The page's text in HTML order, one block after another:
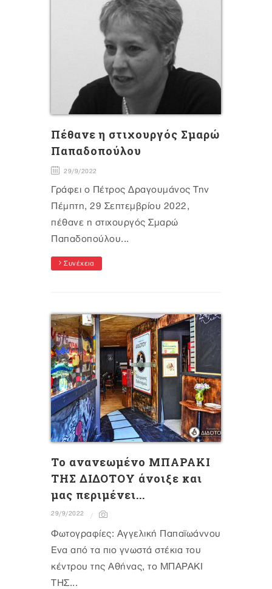
Πέθανε η στιχουργός Σμαρώ
Παπαδοπούλου
29/9/2022
Γράφει ο Πέτρος Δραγουμάνος Την
Πέμπτη, 29 Σεπτεμβρίου 2022,
πέθανε η στιχουργός Σμαρώ
Παπαδοπούλου...
Συνέχεια
Το ανανεωμένο ΜΠΑΡΑΚΙ
ΤΗΣ ΔΙΔΟΤΟΥ άνοιξε και
μας περιμένει...
29/9/2022
Φωτογραφίες: Αγγελική Παπαϊωάννου
Ένα από τα πιο γνωστά στέκια του
κέντρου της Αθήνας, το ΜΠΑΡΑΚΙ
ΤΗΣ...